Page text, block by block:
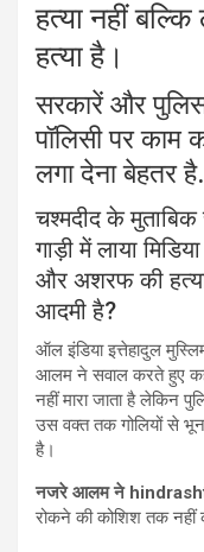
हत्या नहीं
हत्या है।
सरकारें और
पॉलिसी पर काम
लगा देना बेहतर
चश्मदीद के
गाड़ी में लाया
और अशरफ की
आदमी है?
ऑल इंडिया इत्तेहादुल
आलम ने सवाल करते हुए
नहीं मारा जाता है लेकिन
उस वक्त तक गोलियों से
है।
नजरे आलम ने
रोकने की कोशिश तक नहीं